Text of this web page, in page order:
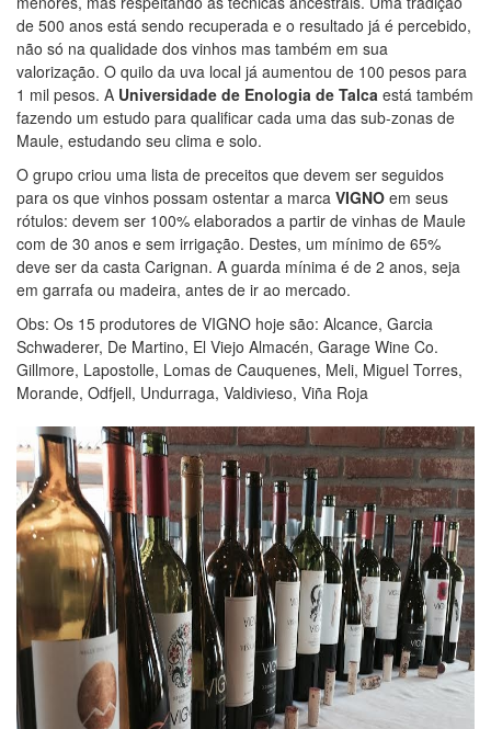
de 500 anos está sendo recuperada e o resultado já é percebido,
não só na qualidade dos vinhos mas também em sua
valorização. O quilo da uva local já aumentou de 100 pesos para
1 mil pesos. A Universidade de Enologia de Talca está também
fazendo um estudo para qualificar cada uma das sub-zonas de
Maule, estudando seu clima e solo.
O grupo criou uma lista de preceitos que devem ser seguidos
para os que vinhos possam ostentar a marca VIGNO em seus
rótulos: devem ser 100% elaborados a partir de vinhas de Maule
com de 30 anos e sem irrigação. Destes, um mínimo de 65%
deve ser da casta Carignan. A guarda mínima é de 2 anos, seja
em garrafa ou madeira, antes de ir ao mercado.
Obs: Os 15 produtores de VIGNO hoje são: Alcance, Garcia
Schwaderer, De Martino, El Viejo Almacén, Garage Wine Co.
Gillmore, Lapostolle, Lomas de Cauquenes, Meli, Miguel Torres,
Morande, Odfjell, Undurraga, Valdivieso, Viña Roja